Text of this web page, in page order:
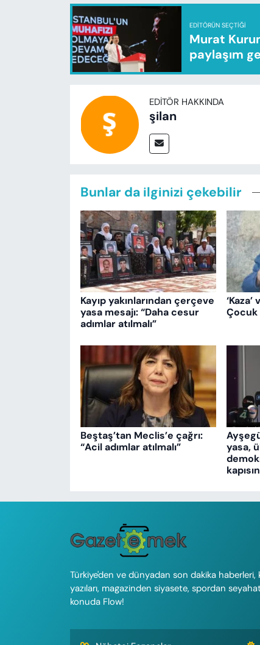
EDITÖRÜN SEÇTIĞI
Murat
paylaşım
EDITÖR HAKKINDA
şilan
Bunlar da ilginizi çekebilir
Kayıp yakınlarından çerçeve
yasa mesajı: “Daha cesur
adımlar atılmalı”
Çocuk
Beştaş’tan Meclis’e çağrı:
“Acil adımlar atılmalı”
yasa,
Türkiye'den ve dünyadan son dakika haberleri,
yazıları, magazinden siyasete, spordan
konuda Flow!